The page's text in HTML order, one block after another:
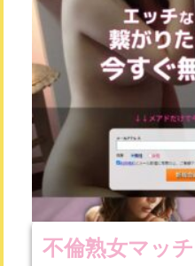
不倫熟女マッ